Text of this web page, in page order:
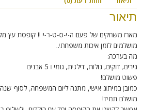
תיאור
מארז משחקים של פעם ה-י-ס-ט-ר-י !! קופסת עץ
מושלמים לזמן איכות משפחתי..
מה בערכה:
גירים, דוקים, גולות, דילגית, גומי ו 5 אבנים
פשוט מושלם!
כמובן במיתוג אישי, מתנה ליום המשפחה, לסוף
מושלם תמיד!